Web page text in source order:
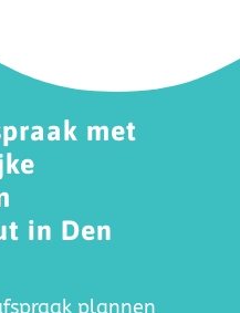
met
in Den
plannen